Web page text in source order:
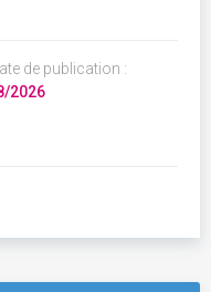
de publication :
2026